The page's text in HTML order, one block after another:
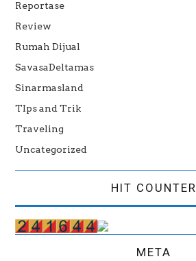
Reportase
Review
Rumah Dijual
SavasaDeltamas
Sinarmasland
TIps and Trik
Traveling
Uncategorized
HIT COUNTER
META